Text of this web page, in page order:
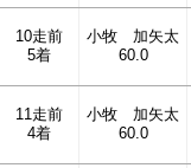
10走前
5着
小牧 加矢太
60.0
11走前
4着
小牧 加矢太
60.0